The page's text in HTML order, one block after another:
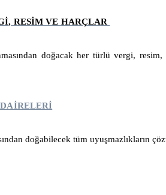
RESİM VE HARÇLAR
doğacak her türlü vergi,
doğabilecek tüm uyuşmazlıkların